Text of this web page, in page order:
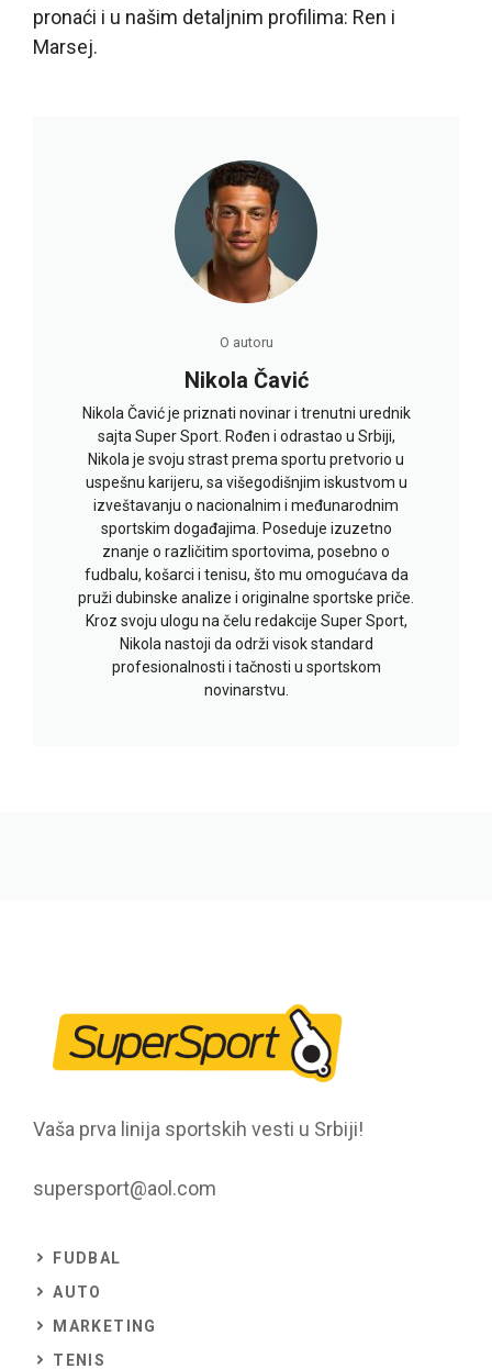
pronaći i u našim detaljnim profilima: Ren i
Marsej.
O autoru
Nikola Čavić
Nikola Čavić je priznati novinar i trenutni urednik
sajta Super Sport. Rođen i odrastao u Srbiji,
Nikola je svoju strast prema sportu pretvorio u
uspešnu karijeru, sa višegodišnjim iskustvom u
izveštavanju o nacionalnim i međunarodnim
sportskim događajima. Poseduje izuzetno
znanje o različitim sportovima, posebno o
fudbalu, košarci i tenisu, što mu omogućava da
pruži dubinske analize i originalne sportske priče.
Kroz svoju ulogu na čelu redakcije Super Sport,
Nikola nastoji da održi visok standard
profesionalnosti i tačnosti u sportskom
novinarstvu.
Vaša prva linija sportskih vesti u Srbiji!
supersport@aol.com
FUDBAL
AUTO
MARKETING
TENIS